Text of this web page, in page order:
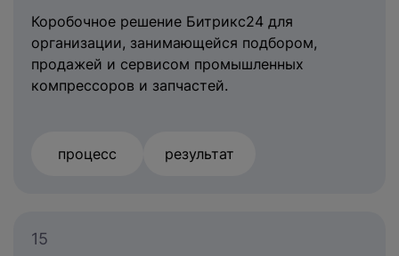
Коробочное решение Битрикс24 для
организации, занимающейся подбором,
продажей и сервисом промышленных
компрессоров и запчастей.
процесс результат
15